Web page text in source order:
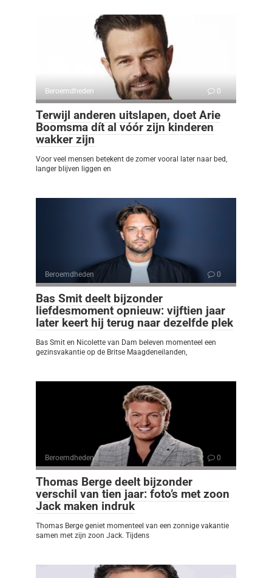
Beroemdheden 0
Terwijl anderen uitslapen, doet Arie
Boomsma dít al vóór zijn kinderen
wakker zijn
Voor veel mensen betekent de zomer vooral later naar bed,
langer blijven liggen en
Beroemdheden 0
Bas Smit deelt bijzonder
liefdesmoment opnieuw: vijftien jaar
later keert hij terug naar dezelfde plek
Bas Smit en Nicolette van Dam beleven momenteel een
gezinsvakantie op de Britse Maagdeneilanden,
Beroemdheden 0
Thomas Berge deelt bijzonder
verschil van tien jaar: foto’s met zoon
Jack maken indruk
Thomas Berge geniet momenteel van een zonnige vakantie
samen met zijn zoon Jack. Tijdens